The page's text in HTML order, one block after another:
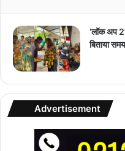
‘लॉक अप
बिताया
Advertisement